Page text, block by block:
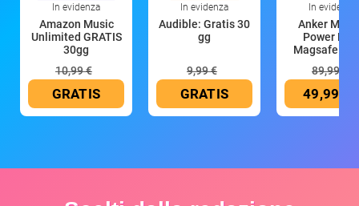
In evidenza
Amazon Music
Unlimited GRATIS
30gg
10,99 €
GRATIS
In evidenza
Audible: Gratis 30
gg
9,99 €
GRATIS
In evidenza
Anker
Power
Magsafe
89,99 €
49,99 €